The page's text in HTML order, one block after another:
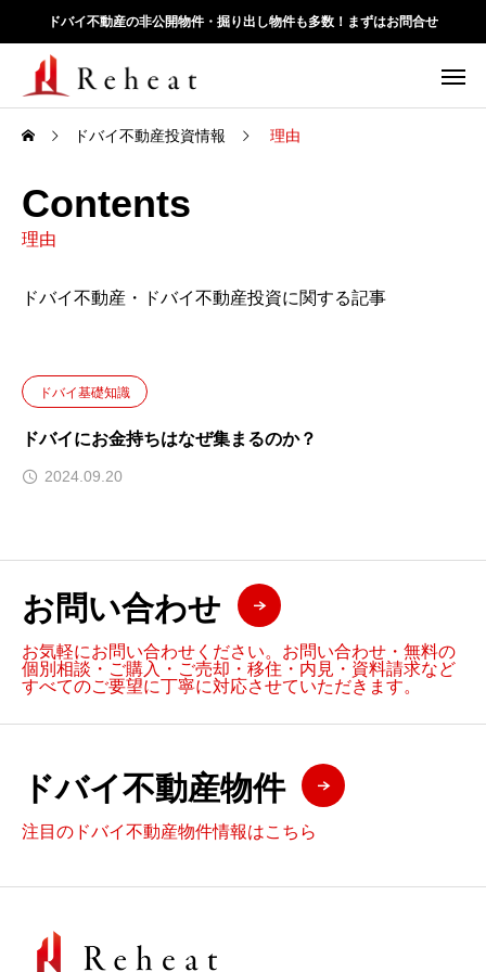
ドバイ不動産の非公開物件・掘り出し物件も多数！まずはお問合せ
ドバイ不動産投資情報 理由
Contents
理由
ドバイ不動産・ドバイ不動産投資に関する記事
ドバイ基礎知識
ドバイにお金持ちはなぜ集まるのか？
2024.09.20
お問い合わせ
お気軽にお問い合わせください。お問い合わせ・無料の
個別相談・ご購入・ご売却・移住・内見・資料請求など
すべてのご要望に丁寧に対応させていただきます。
ドバイ不動産物件
注目のドバイ不動産物件情報はこちら